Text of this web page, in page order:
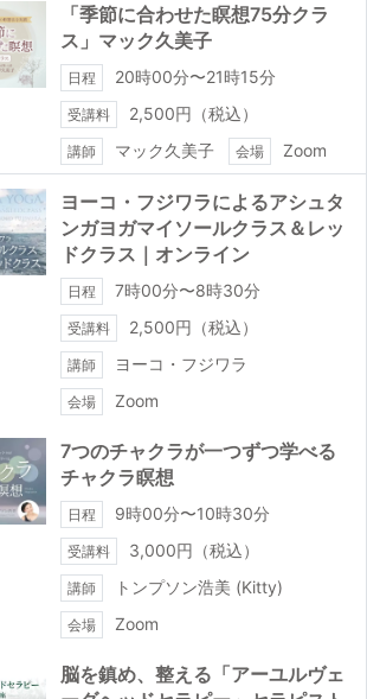
「季節に合わせた瞑想75分クラ
ス」マック久美子
日程 20時00分〜21時15分
受講料 2,500円（税込）
講師 マック久美子 会場 Zoom
ヨーコ・フジワラによるアシュタ
ンガヨガマイソールクラス＆レッ
ドクラス｜オンライン
日程 7時00分〜8時30分
受講料 2,500円（税込）
講師 ヨーコ・フジワラ
会場 Zoom
7つのチャクラが一つずつ学べる
チャクラ瞑想
日程 9時00分〜10時30分
受講料 3,000円（税込）
講師 トンプソン浩美 (Kitty)
会場 Zoom
脳を鎮め、整える「アーユルヴェ